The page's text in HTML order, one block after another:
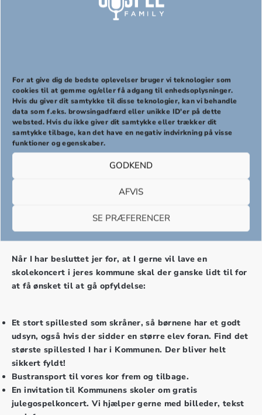
For at give dig de bedste oplevelser bruger vi teknologier som
cookies til at gemme og/eller få adgang til enhedsoplysninger.
Hvis du giver dit samtykke til disse teknologier, kan vi behandle
data som f.eks. browsingadfærd eller unikke ID'er på dette
websted. Hvis du ikke giver dit samtykke eller trækker dit
samtykke tilbage, kan det have en negativ indvirkning på visse
funktioner og egenskaber.
GODKEND
AFVIS
SE PRÆFERENCER
Lad os skabe en fest sammen
Det er ret simpelt
Hvad skal der til?
Når I har besluttet jer for, at I gerne vil lave en
skolekoncert i jeres kommune skal der ganske lidt til for
at få ønsket til at gå opfyldelse:
Et stort spillested som skråner, så børnene har et godt
udsyn, også hvis der sidder en større elev foran. Find det
største spillested I har i Kommunen. Der bliver helt
sikkert fyldt!
Bustransport til vores kor frem og tilbage.
En invitation til Kommunens skoler om gratis
julegospelkoncert. Vi hjælper gerne med billeder, tekst
PREVIOUS